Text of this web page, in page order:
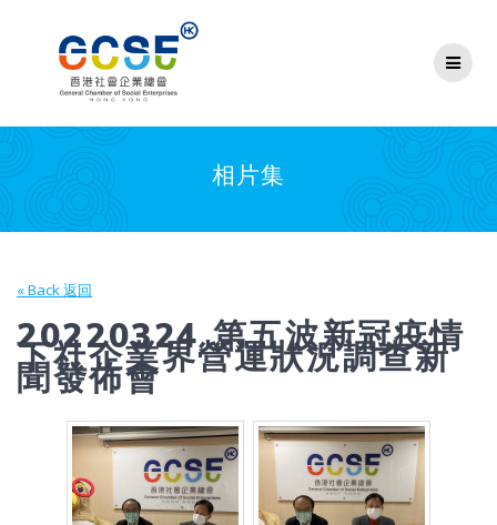
相片集
« Back 返回
20220324 第五波新冠疫情
下社企業界營運狀況調查新
聞發佈會